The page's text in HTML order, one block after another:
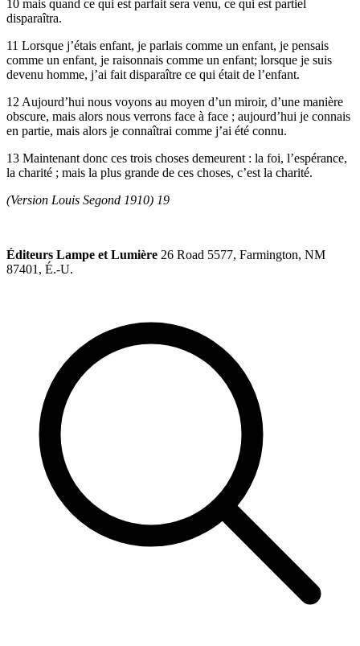
10 mais quand ce qui est parfait sera venu, ce qui est partiel
disparaîtra.
11 Lorsque j’étais enfant, je parlais comme un enfant, je pensais
comme un enfant, je raisonnais comme un enfant; lorsque je suis
devenu homme, j’ai fait disparaître ce qui était de l’enfant.
12 Aujourd’hui nous voyons au moyen d’un miroir, d’une manière
obscure, mais alors nous verrons face à face ; aujourd’hui je connais
en partie, mais alors je connaîtrai comme j’ai été connu.
13 Maintenant donc ces trois choses demeurent : la foi, l’espérance,
la charité ; mais la plus grande de ces choses, c’est la charité.
(Version Louis Segond 1910) 19
Éditeurs Lampe et Lumière 26 Road 5577, Farmington, NM
87401, É.-U.